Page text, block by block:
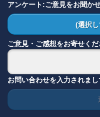
アンケート:ご意見をお聞か
(選択
ご意見・ご感想をお寄せく
お問い合わせを入力されま